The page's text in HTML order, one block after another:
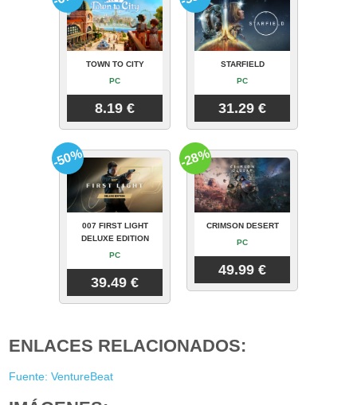
TOWN TO CITY
PC
8.19 €
STARFIELD
PC
31.29 €
007 FIRST LIGHT
DELUXE EDITION
PC
39.49 €
-50%
CRIMSON DESERT
PC
49.99 €
-28%
ENLACES RELACIONADOS:
Fuente: VentureBeat